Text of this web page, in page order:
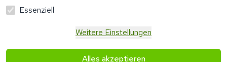
Essenziell
Weitere Einstellungen
Alles akzeptieren
widerrufen